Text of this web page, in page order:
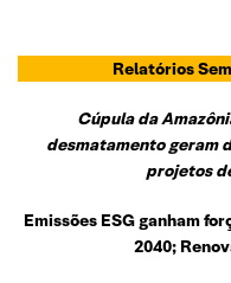
Relatórios
Cúpula da
desmatamento geram
projetos
Emissões ESG ganham
2040;